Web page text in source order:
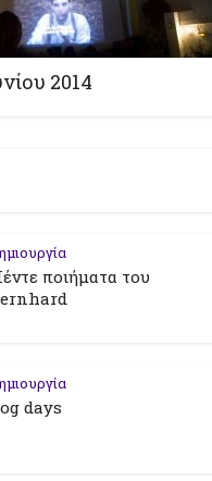
2014
ποιήματα του
days